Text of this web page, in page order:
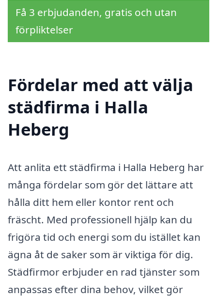
Få 3 erbjudanden, gratis och utan
förpliktelser
Fördelar med att välja
städfirma i Halla
Heberg
Att anlita ett städfirma i Halla Heberg har
många fördelar som gör det lättare att
hålla ditt hem eller kontor rent och
fräscht. Med professionell hjälp kan du
frigöra tid och energi som du istället kan
ägna åt de saker som är viktiga för dig.
Städfirmor erbjuder en rad tjänster som
anpassas efter dina behov, vilket gör